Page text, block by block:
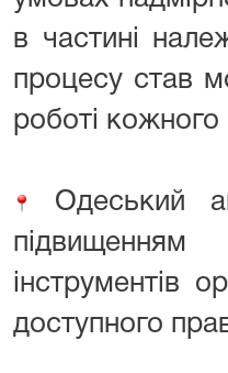
в частині
процесу став
роботі кожного
Одеський
підвищенням
інструментів
доступного